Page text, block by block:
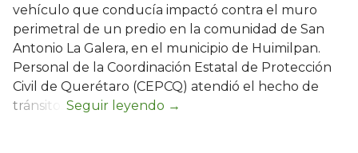
vehículo que conducía impactó contra el muro
perimetral de un predio en la comunidad de San
Antonio La Galera, en el municipio de Huimilpan.
Personal de la Coordinación Estatal de Protección
Civil de Querétaro (CEPCQ) atendió el hecho de
tránsito.